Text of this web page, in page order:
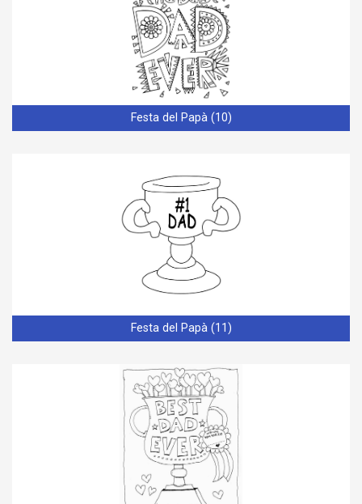
Festa del Papà (10)
Festa del Papà (11)